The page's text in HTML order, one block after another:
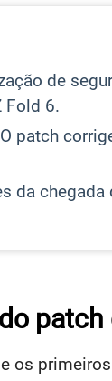
de
Fold 6.
O patch
da chegada
os